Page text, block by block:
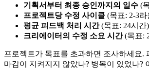
기획서부터 최종 승인까지의 일수 (
프로젝트당 수정 사이클 (목표: 2-3
평균 피드백 처리 시간(목표: 24시간)
크리에이터의 수정 소요 시간(목표:
프로젝트가 목표를 초과하면 조사하세요.
마감이 지켜지지 않았나? 병목이 있었나?